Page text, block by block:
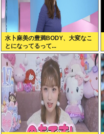
水卜麻美の豊満BODY、大変なこ
とになってるって...